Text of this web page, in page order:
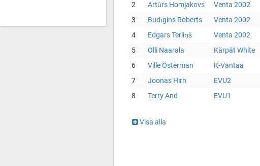
2
Artūrs Homjakovs Venta 2002
3
Budīgins Roberts Venta 2002
4
Edgars Terliņš Venta 2002
5
Olli Naarala Kärpät White
6
Ville Österman K-Vantaa
7
Joonas Hirn EVU2
8
Terry And EVU1
Visa alla